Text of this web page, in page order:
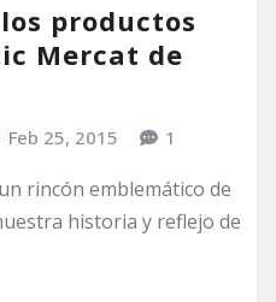
productos
Mercat de
Feb 25, 2015 1
rincón emblemático de
historia y reflejo de